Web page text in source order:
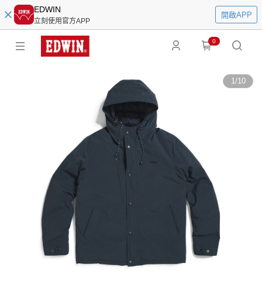
EDWIN
立刻使用官方APP
開啟APP
0
1/10